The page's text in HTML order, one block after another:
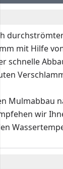
mit Hilfe
wir